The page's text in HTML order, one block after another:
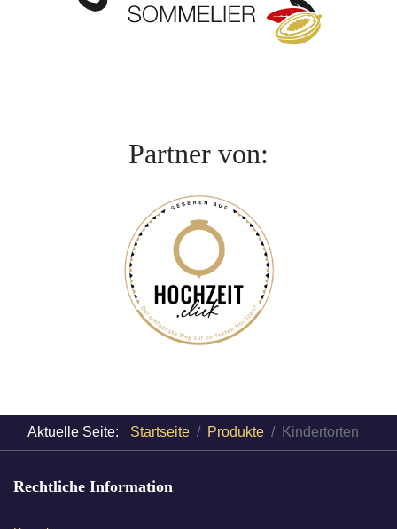
Partner von:
Aktuelle Seite: Startseite Produkte Kindertorten
Rechtliche Information